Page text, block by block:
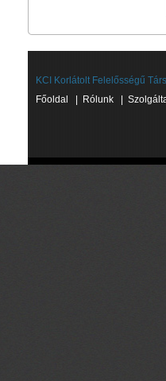
KCI Korlátolt Felelősségű
Főoldal
Rólunk